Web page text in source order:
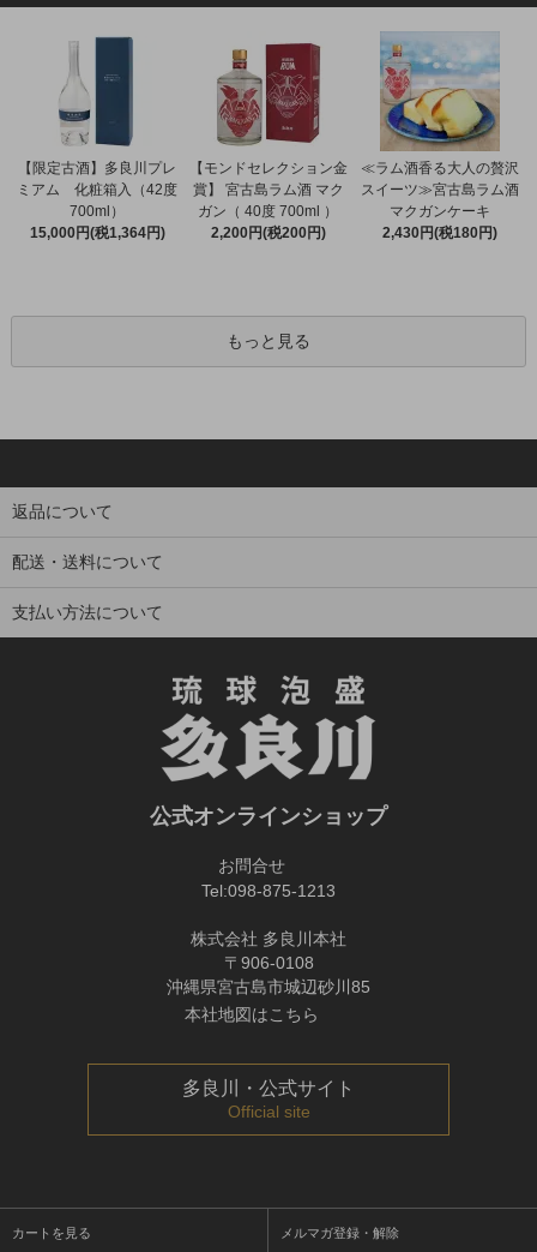
【限定古酒】多良川プレ
ミアム 化粧箱入（42度
700ml）
15,000円(税1,364円)
【モンドセレクション金
賞】 宮古島ラム酒 マク
ガン（ 40度 700ml ）
2,200円(税200円)
≪ラム酒香る大人の贅沢
スイーツ≫宮古島ラム酒
マクガンケーキ
2,430円(税180円)
もっと見る
返品について
配送・送料について
支払い方法について
公式オンラインショップ
お問合せ
Tel:098-875-1213
株式会社 多良川本社
〒906-0108
沖縄県宮古島市城辺砂川85
本社地図はこちら
多良川・公式サイト
Official site
カートを見る メルマガ登録・解除